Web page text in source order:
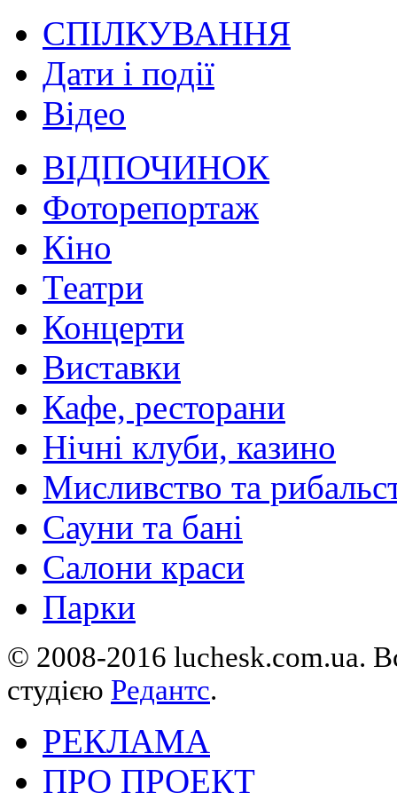
СПІЛКУВАННЯ
Дати і події
Відео
ВІДПОЧИНОК
Фоторепортаж
Кіно
Театри
Концерти
Виставки
Кафе, ресторани
Нічні клуби, казино
Мисливство та
Сауни та бані
Салони краси
Парки
© 2008-2016 luchesk.com.ua.
студією Редантс.
РЕКЛАМА
ПРО ПРОЕКТ